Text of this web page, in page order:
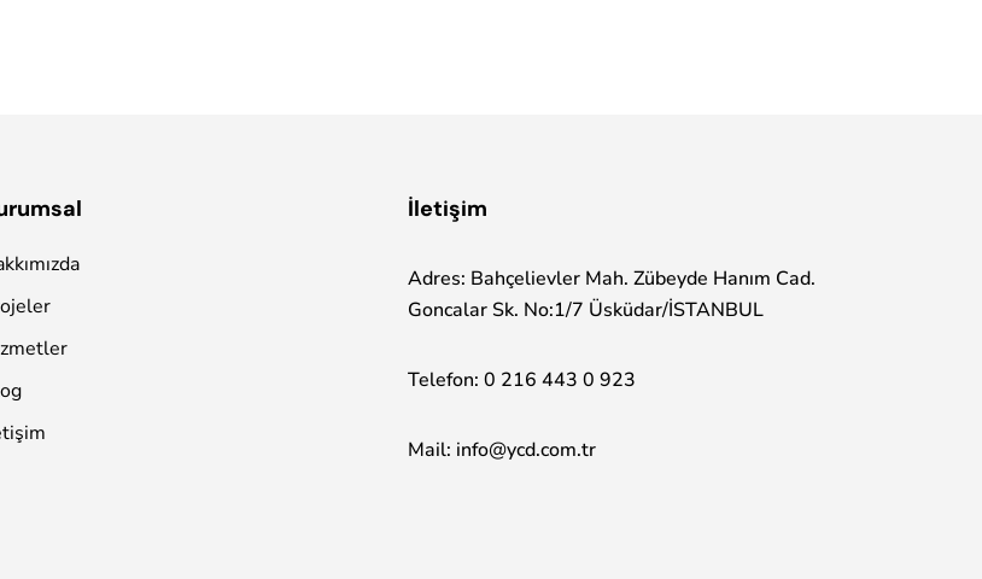
İletişim
Adres: Bahçelievler Mah. Zübeyde Hanım Cad.
Goncalar Sk. No:1/7 Üsküdar/İSTANBUL
Telefon:0 216 443 0 923
Mail: info@ycd.com.tr